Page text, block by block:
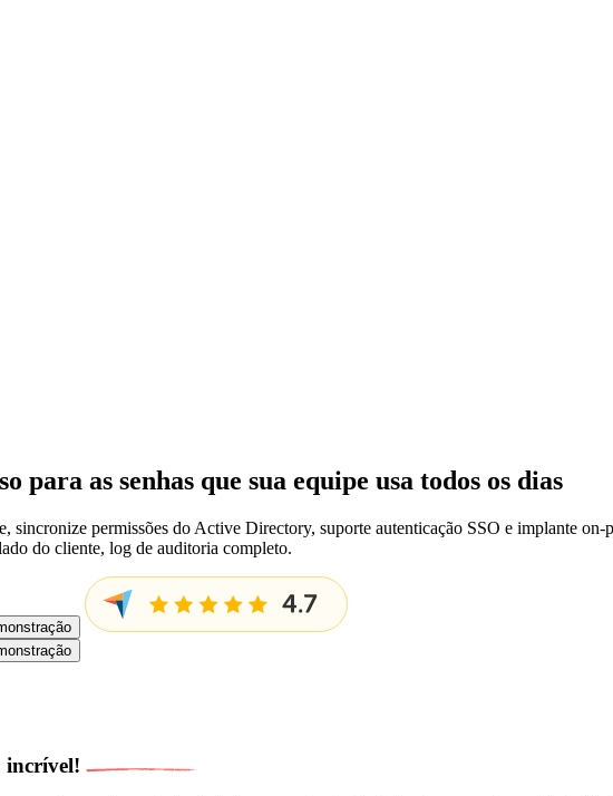
para as senhas que sua equipe usa todos os dias
sincronize permissões do Active Directory, suporte autenticação SSO e implante
do cliente, log de auditoria completo.
incrível!